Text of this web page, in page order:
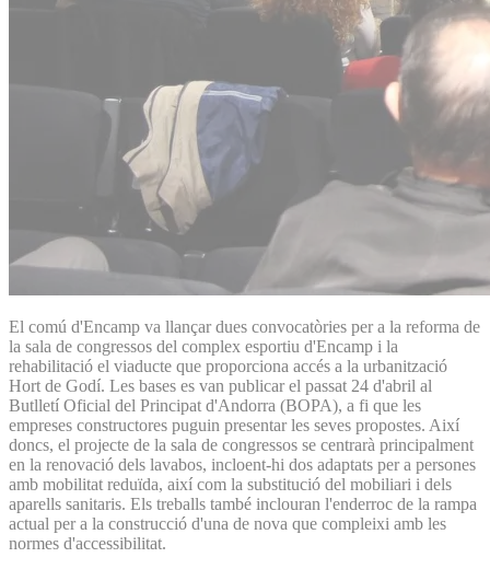
El comú d'Encamp va llançar dues convocatòries per a la reforma de
la sala de congressos del complex esportiu d'Encamp i la
rehabilitació el viaducte que proporciona accés a la urbanització
Hort de Godí. Les bases es van publicar el passat 24 d'abril al
Butlletí Oficial del Principat d'Andorra (BOPA), a fi que les
empreses constructores puguin presentar les seves propostes. Així
doncs, el projecte de la sala de congressos se centrarà principalment
en la renovació dels lavabos, incloent-hi dos adaptats per a persones
amb mobilitat reduïda, així com la substitució del mobiliari i dels
aparells sanitaris. Els treballs també inclouran l'enderroc de la rampa
actual per a la construcció d'una de nova que compleixi amb les
normes d'accessibilitat.